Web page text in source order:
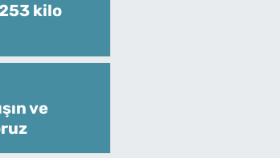
kilo
ve